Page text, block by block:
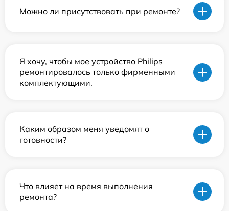
Можно ли присутствовать при ремонте?
Я хочу, чтобы мое устройство Philips
ремонтировалось только фирменными
комплектующими.
Каким образом меня уведомят о
готовности?
Что влияет на время выполнения
ремонта?